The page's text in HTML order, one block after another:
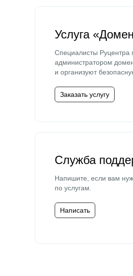
Услуга
Специалисты Руцентра
администратором
и организуют
Заказать услугу
Служба
Напишите, если вам
по услугам.
Написать